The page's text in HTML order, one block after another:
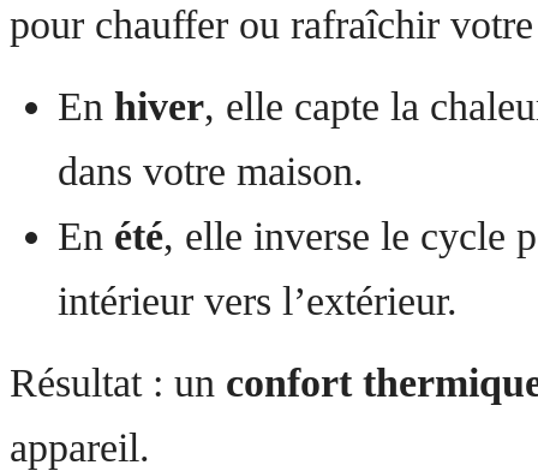
pour chauffer ou rafraîchir
En hiver, elle capte la
dans votre maison.
En été, elle inverse le cycle
intérieur vers l’extérieur.
Résultat : un confort
appareil.